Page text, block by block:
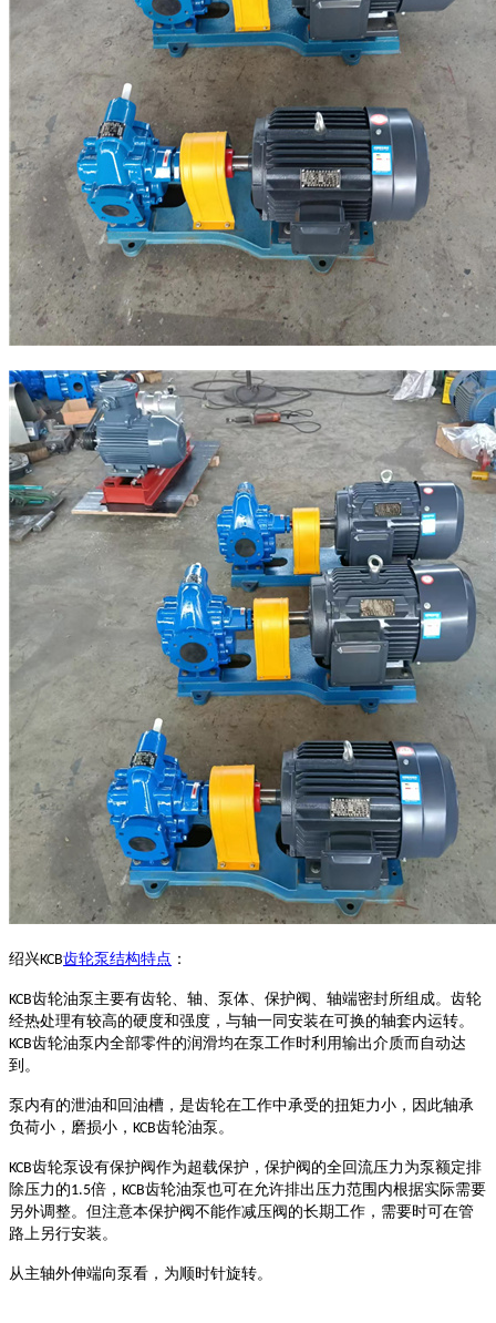
绍兴KCB齿轮泵结构特点 ：
KCB齿轮油泵主要有齿轮、轴、泵体、保护阀、轴端密封所组成。齿轮
经热处理有较高的硬度和强度，与轴一同安装在可换的轴套内运转。
KCB齿轮油泵内全部零件的润滑均在泵工作时利用输出介质而自动达
到。
泵内有的泄油和回油槽，是齿轮在工作中承受的扭矩力小，因此轴承
负荷小，磨损小， KCB齿轮油泵。
KCB齿轮泵设有保护阀作为超载保护，保护阀的全回流压力为泵额定排
除压力的1.5倍， KCB齿轮油泵也可在允许排出压力范围内根据实际需要
另外调整。但注意本保护阀不能作减压阀的长期工作，需要时可在管
路上另行安装。
从主轴外伸端向泵看，为顺时针旋转。